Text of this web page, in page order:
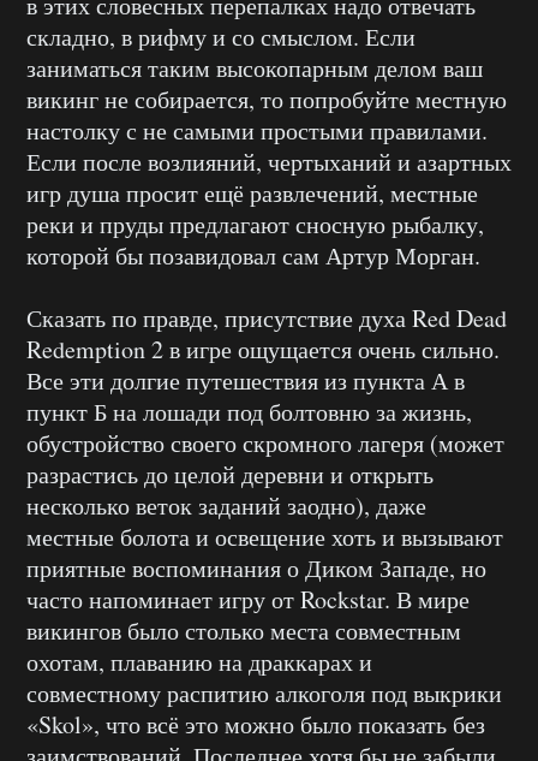
складно, в рифму и со смыслом. Если
заниматься таким высокопарным делом ваш
викинг не собирается, то попробуйте местную
настолку с не самыми простыми правилами.
Если после возлияний, чертыханий и азартных
игр душа просит ещё развлечений, местные
реки и пруды предлагают сносную рыбалку,
которой бы позавидовал сам Артур Морган.
Сказать по правде, присутствие духа Red Dead
Redemption 2 в игре ощущается очень сильно.
Все эти долгие путешествия из пункта А в
пункт Б на лошади под болтовню за жизнь,
обустройство своего скромного лагеря (может
разрастись до целой деревни и открыть
несколько веток заданий заодно), даже
местные болота и освещение хоть и вызывают
приятные воспоминания о Диком Западе, но
часто напоминает игру от Rockstar. В мире
викингов было столько места совместным
охотам, плаванию на драккарах и
совместному распитию алкоголя под выкрики
«Skol», что всё это можно было показать без